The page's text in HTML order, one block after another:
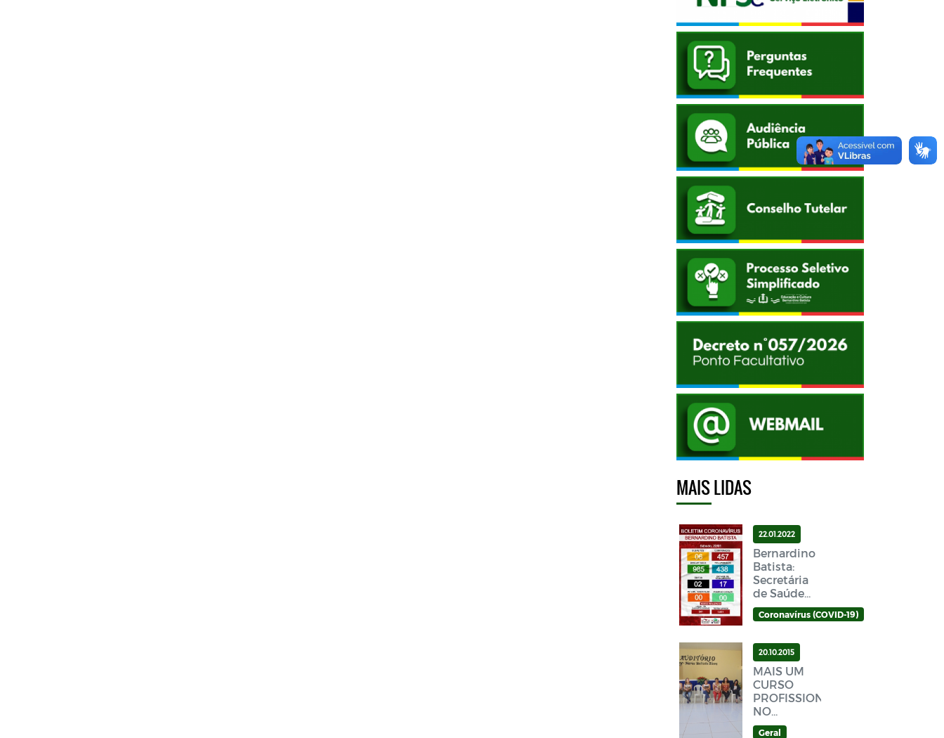
MAIS LIDAS
22.01.2022
Bernardino
Batista:
Secretária
de Saúde
divulga
novo
Epidemiológico
Covid-19
neste
sábado
(22/01)
Coronavírus (COVID-19)
20.10.2015
MAIS UM
CURSO
PROFISSIONALIZANTE
NO
MUNICÍPIO
Geral